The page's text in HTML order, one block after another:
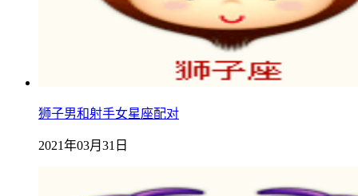
狮子男和射手女星座配对
2021年03月31日